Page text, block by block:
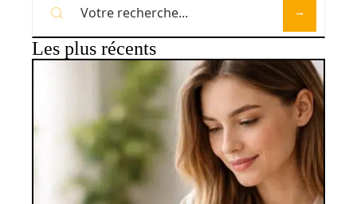
Les plus récents